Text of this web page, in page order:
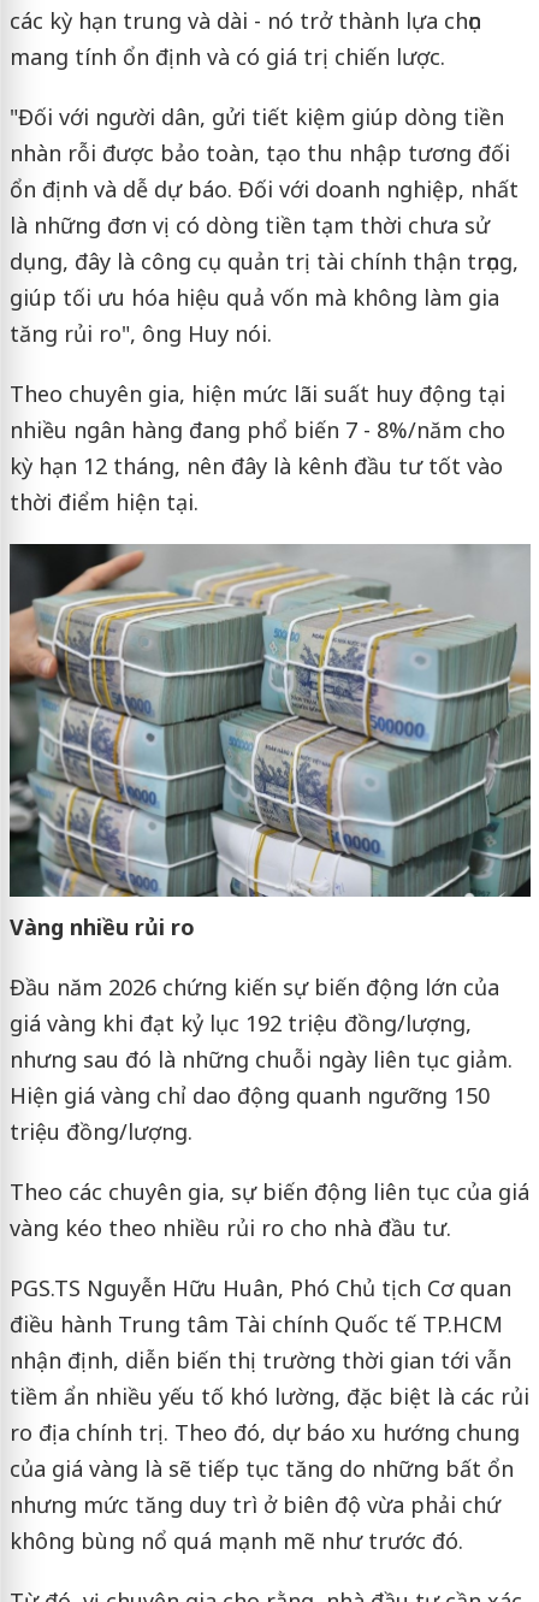
các kỳ hạn trung và dài - nó trở thành lựa chọn
mang tính ổn định và có giá trị chiến lược.
"Đối với người dân, gửi tiết kiệm giúp dòng tiền
nhàn rỗi được bảo toàn, tạo thu nhập tương đối
ổn định và dễ dự báo. Đối với doanh nghiệp, nhất
là những đơn vị có dòng tiền tạm thời chưa sử
dụng, đây là công cụ quản trị tài chính thận trọng,
giúp tối ưu hóa hiệu quả vốn mà không làm gia
tăng rủi ro", ông Huy nói.
Theo chuyên gia, hiện mức lãi suất huy động tại
nhiều ngân hàng đang phổ biến 7 - 8%/năm cho
kỳ hạn 12 tháng, nên đây là kênh đầu tư tốt vào
thời điểm hiện tại.
Vàng nhiều rủi ro
Đầu năm 2026 chứng kiến sự biến động lớn của
giá vàng khi đạt kỷ lục 192 triệu đồng/lượng,
nhưng sau đó là những chuỗi ngày liên tục giảm.
Hiện giá vàng chỉ dao động quanh ngưỡng 150
triệu đồng/lượng.
Theo các chuyên gia, sự biến động liên tục của giá
vàng kéo theo nhiều rủi ro cho nhà đầu tư.
PGS.TS Nguyễn Hữu Huân, Phó Chủ tịch Cơ quan
điều hành Trung tâm Tài chính Quốc tế TP.HCM
nhận định, diễn biến thị trường thời gian tới vẫn
tiềm ẩn nhiều yếu tố khó lường, đặc biệt là các rủi
ro địa chính trị. Theo đó, dự báo xu hướng chung
của giá vàng là sẽ tiếp tục tăng do những bất ổn
nhưng mức tăng duy trì ở biên độ vừa phải chứ
không bùng nổ quá mạnh mẽ như trước đó.